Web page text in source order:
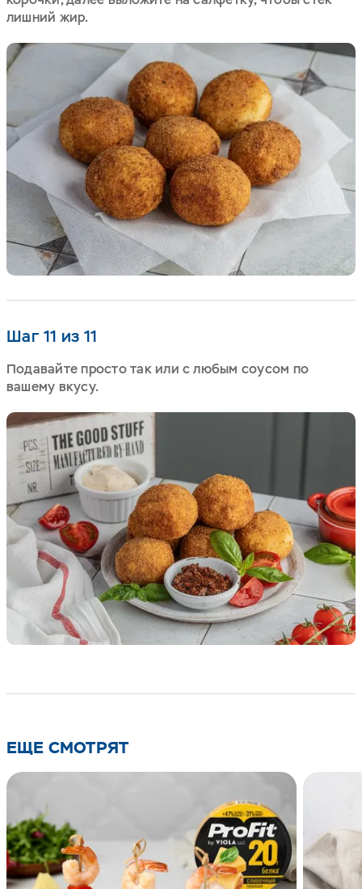
лишний жир.
Шаг 11 из 11
Подавайте просто так или с любым соусом по
вашему вкусу.
ЕЩЕ СМОТРЯТ